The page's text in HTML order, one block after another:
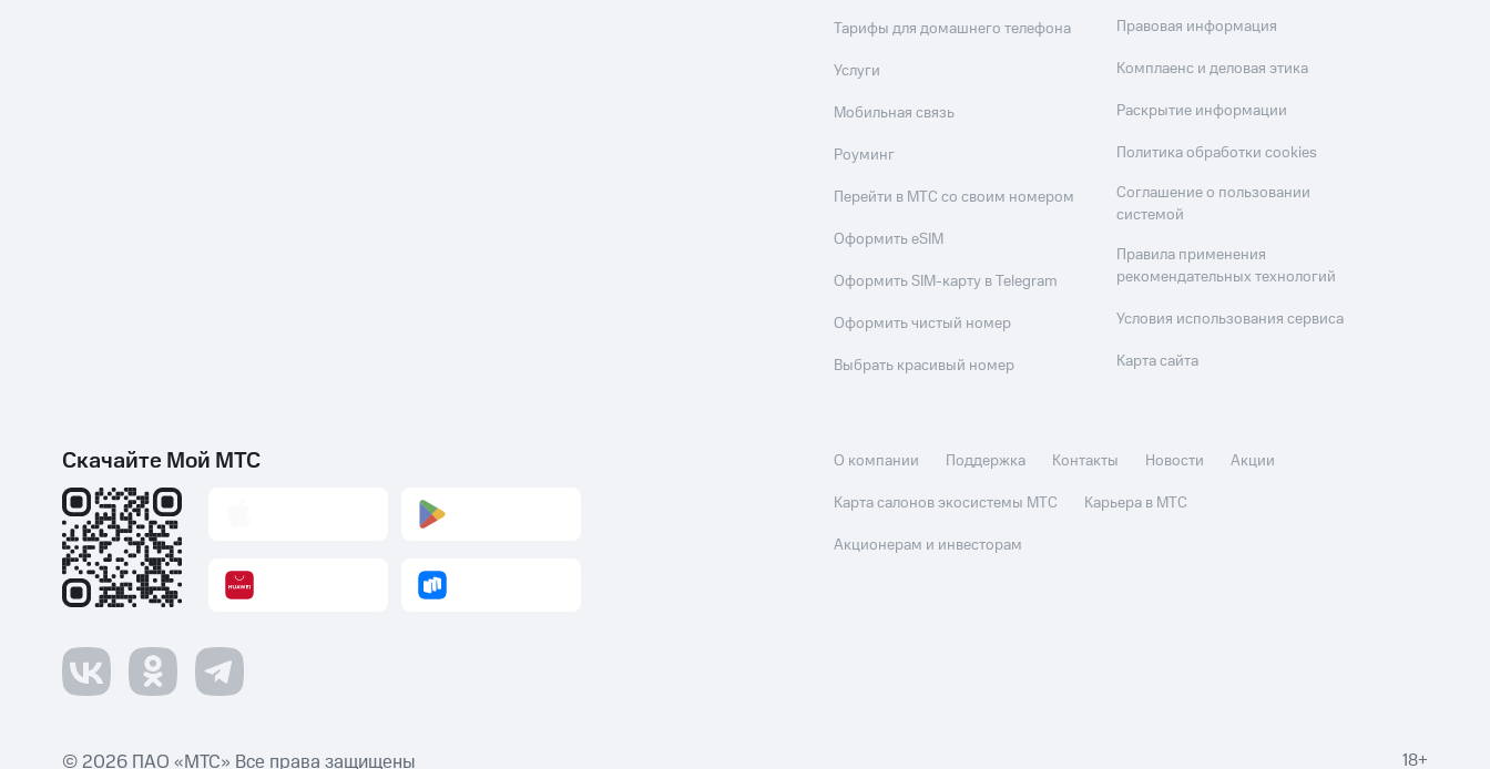
Тарифы для домашнего телефона
Услуги
Мобильная связь
Роуминг
Перейти в МТС со своим номером
Оформить eSIM
Оформить SIM-карту в Telegram
Оформить чистый номер
Выбрать красивый номер
Правовая информация
Комплаенс и деловая этика
Раскрытие информации
Политика обработки cookies
Соглашение о пользовании
системой
Правила применения
рекомендательных технологий
Условия использования сервиса
Карта сайта
Скачайте Мой МТС О компании Поддержка Контакты Новости
Акции
Карта салонов экосистемы МТС
Карьера в МТС
Акционерам и инвесторам
© 2026 ПАО «МТС» Все права защищены 18+